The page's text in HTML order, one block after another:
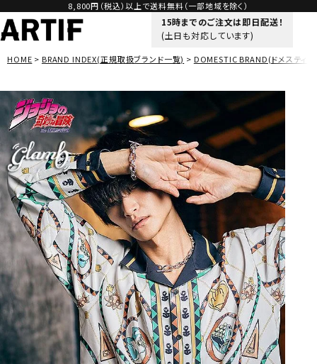
8,800円（税込）以上で送料無料（一部地域を除く）
15時までのご注文は即日配送！
(土日も対応しています)
HOME BRAND INDEX(正規取扱ブランド一覧) DOMESTIC BRAND(ドメスティッ